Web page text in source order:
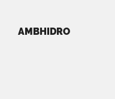
AMBHIDRO